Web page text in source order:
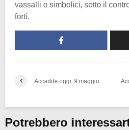
vassalli o simbolici, sotto il
forti.
Accadde oggi: 9 maggio
Potrebbero